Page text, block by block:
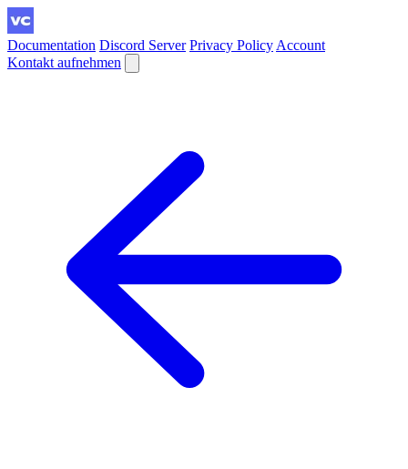
Documentation Discord Server Privacy Policy Account
Kontakt aufnehmen